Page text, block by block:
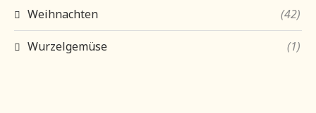
Weihnachten (42)
Wurzelgemüse (1)